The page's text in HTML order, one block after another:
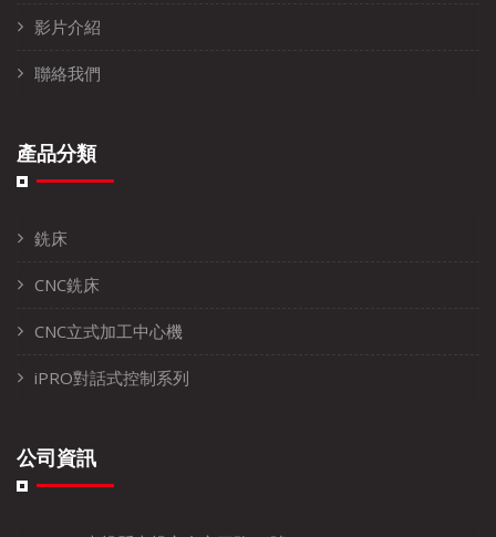
影片介紹
聯絡我們
產品分類
銑床
CNC銑床
CNC立式加工中心機
iPRO對話式控制系列
公司資訊